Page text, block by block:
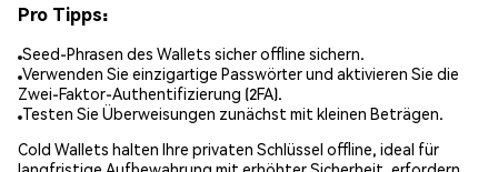
Pro Tipps:
Seed-Phrasen des Wallets sicher offline sichern.
Verwenden Sie einzigartige Passwörter und aktivieren Sie die
Zwei-Faktor-Authentifizierung (2FA).
Testen Sie Überweisungen zunächst mit kleinen Beträgen.
Cold Wallets halten Ihre privaten Schlüssel offline, ideal für